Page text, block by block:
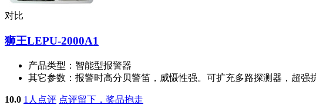
对比
狮王LEPU-2000A1
产品类型： 智能型报警器
其它参数： 报警时高分贝警笛，威慑性强。可扩充多路探测器，超强
10.0 1人点评 点评留下，奖品抱走